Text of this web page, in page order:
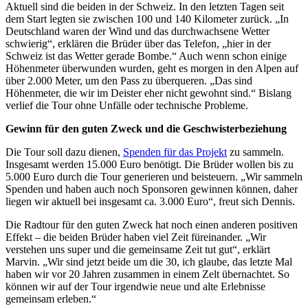
Aktuell sind die beiden in der Schweiz. In den letzten Tagen seit
dem Start legten sie zwischen 100 und 140 Kilometer zurück. „In
Deutschland waren der Wind und das durchwachsene Wetter
schwierig“, erklären die Brüder über das Telefon, „hier in der
Schweiz ist das Wetter gerade Bombe.“ Auch wenn schon einige
Höhenmeter überwunden wurden, geht es morgen in den Alpen auf
über 2.000 Meter, um den Pass zu überqueren. „Das sind
Höhenmeter, die wir im Deister eher nicht gewohnt sind.“ Bislang
verlief die Tour ohne Unfälle oder technische Probleme.
Gewinn für den guten Zweck und die Geschwisterbeziehung
Die Tour soll dazu dienen, Spenden für das Projekt zu sammeln.
Insgesamt werden 15.000 Euro benötigt. Die Brüder wollen bis zu
5.000 Euro durch die Tour generieren und beisteuern. „Wir sammeln
Spenden und haben auch noch Sponsoren gewinnen können, daher
liegen wir aktuell bei insgesamt ca. 3.000 Euro“, freut sich Dennis.
Die Radtour für den guten Zweck hat noch einen anderen positiven
Effekt – die beiden Brüder haben viel Zeit füreinander. „Wir
verstehen uns super und die gemeinsame Zeit tut gut“, erklärt
Marvin. „Wir sind jetzt beide um die 30, ich glaube, das letzte Mal
haben wir vor 20 Jahren zusammen in einem Zelt übernachtet. So
können wir auf der Tour irgendwie neue und alte Erlebnisse
gemeinsam erleben.“